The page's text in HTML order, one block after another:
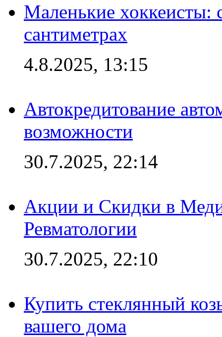
Маленькие хоккеисты:
сантиметрах
4.8.2025, 13:15
Автокредитование
возможности
30.7.2025, 22:14
Акции и Скидки в
Ревматологии
30.7.2025, 22:10
Купить стеклянный
вашего дома